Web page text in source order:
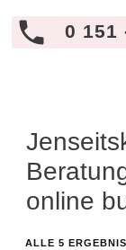
0 151
online
ALLE 5